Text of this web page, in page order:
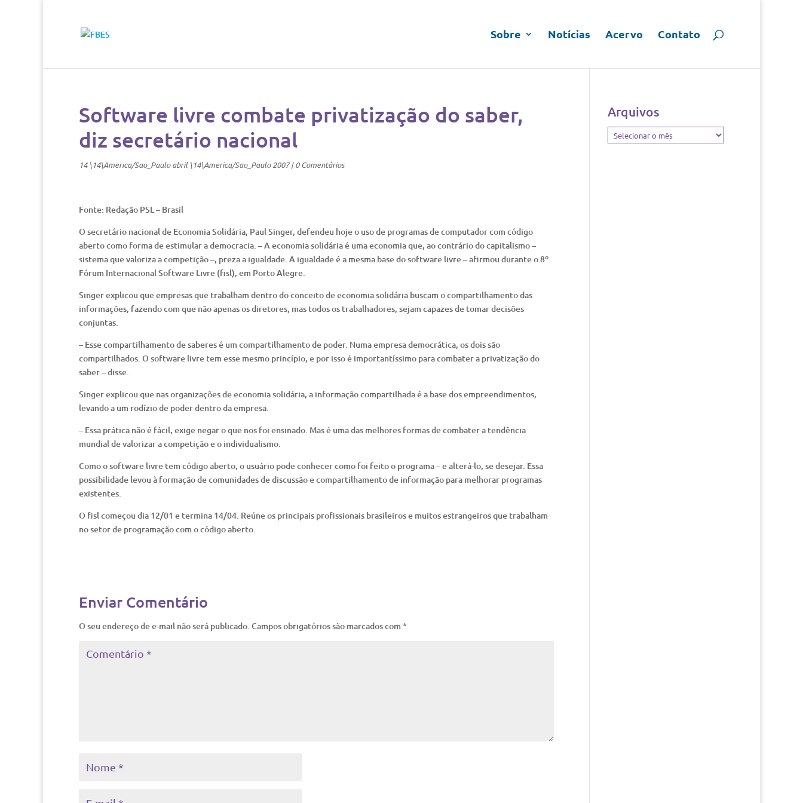
Sobre Notícias Acervo Contato
Software livre combate privatização do saber,
diz secretário nacional
14 \14\America/Sao_Paulo abril \14\America/Sao_Paulo 2007|0 Comentários
Fonte: Redação PSL – Brasil
O secretário nacional de Economia Solidária, Paul Singer, defendeu hoje o uso de programas de computador com código
aberto como forma de estimular a democracia. – A economia solidária é uma economia que, ao contrário do capitalismo –
sistema que valoriza a competição –, preza a igualdade. A igualdade é a mesma base do software livre – afirmou durante o 8º
Fórum Internacional Software Livre (fisl), em Porto Alegre.
Singer explicou que empresas que trabalham dentro do conceito de economia solidária buscam o compartilhamento das
informações, fazendo com que não apenas os diretores, mas todos os trabalhadores, sejam capazes de tomar decisões
conjuntas.
– Esse compartilhamento de saberes é um compartilhamento de poder. Numa empresa democrática, os dois são
compartilhados. O software livre tem esse mesmo princípio, e por isso é importantíssimo para combater a privatização do
saber – disse.
Singer explicou que nas organizações de economia solidária, a informação compartilhada é a base dos empreendimentos,
levando a um rodízio de poder dentro da empresa.
– Essa prática não é fácil, exige negar o que nos foi ensinado. Mas é uma das melhores formas de combater a tendência
mundial de valorizar a competição e o individualismo.
Como o software livre tem código aberto, o usuário pode conhecer como foi feito o programa – e alterá-lo, se desejar. Essa
possibilidade levou à formação de comunidades de discussão e compartilhamento de informação para melhorar programas
existentes.
O fisl começou dia 12/01 e termina 14/04. Reúne os principais profissionais brasileiros e muitos estrangeiros que trabalham
no setor de programação com o código aberto.
Enviar Comentário
O seu endereço de e-mail não será publicado. Campos obrigatórios são marcados com *
Arquivos
Arquivos